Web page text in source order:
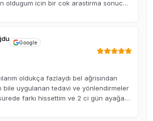
oldugum icin bir cok arastirma sonucu
Google
oldukça fazlaydı bel ağrisindan
bile uygulanan tedavi ve yönlendirmeler
farkı hissettim ve 2 ci gün ayağa